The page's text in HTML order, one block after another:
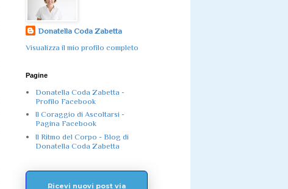
Donatella Coda Zabetta
Visualizza il mio profilo completo
Pagine
Donatella Coda Zabetta -
Profilo Facebook
Il Coraggio di Ascoltarsi -
Pagina Facebook
Il Ritmo del Corpo - Blog di
Donatella Coda Zabetta
Ricevi nuovi post via